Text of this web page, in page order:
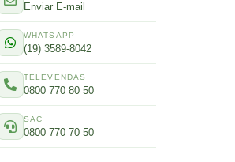
Enviar E-mail
WHATSAPP
(19) 3589-8042
TELEVENDAS
0800 770 80 50
SAC
0800 770 70 50